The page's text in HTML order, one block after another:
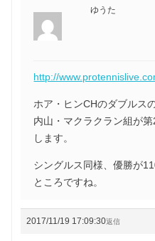
ゆうた
http://
ホア・ヒンCHのダブルス
内山・マクラクラン組が
します。
シングルス同様、優勝が
ところですね。
2017/11/19 17:09:30返信